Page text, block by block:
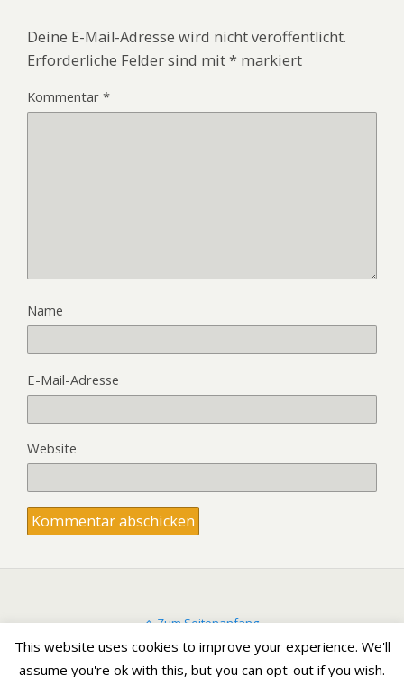
Deine E-Mail-Adresse wird nicht veröffentlicht.
Erforderliche Felder sind mit* markiert
Kommentar *
Name
E-Mail-Adresse
Website
Zum Seitenanfang
Mobil Desktop
This website uses cookies to improve your experience. We'll
assume you're ok with this, but you can opt-out if you wish.